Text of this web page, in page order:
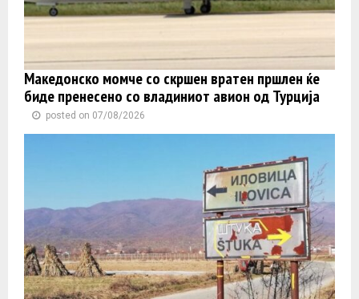
Македонско момче со скршен вратен пршлен ќе
биде пренесено со владиниот авион од Турција
posted on 07/08/2026